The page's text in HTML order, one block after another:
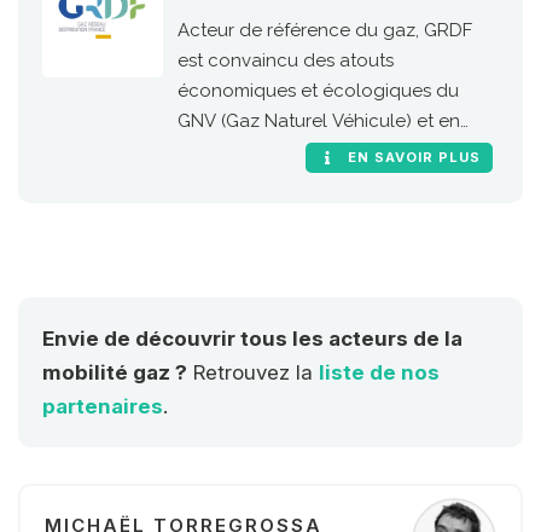
Acteur de référence du gaz, GRDF
est convaincu des atouts
économiques et écologiques du
GNV (Gaz Naturel Véhicule) et en
particulier de sa version 100 %
EN SAVOIR PLUS
Envie de découvrir tous les acteurs de la
mobilité gaz ? Retrouvez la liste de nos
partenaires.
MICHAËL TORREGROSSA